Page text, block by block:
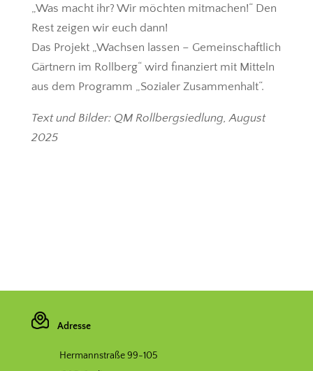
„Was macht ihr? Wir möchten mitmachen!“ Den
Rest zeigen wir euch dann!
Das Projekt „Wachsen lassen – Gemeinschaftlich
Gärtnern im Rollberg“ wird finanziert mit Mitteln
aus dem Programm „Sozialer Zusammenhalt“.
Text und Bilder: QM Rollbergsiedlung, August
2025
Adresse
Hermannstraße 99-105